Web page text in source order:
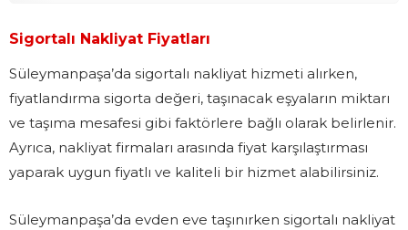
Sigortalı Nakliyat Fiyatları
Süleymanpaşa’da sigortalı nakliyat hizmeti alırken,
fiyatlandırma sigorta değeri, taşınacak eşyaların miktarı
ve taşıma mesafesi gibi faktörlere bağlı olarak belirlenir.
Ayrıca, nakliyat firmaları arasında fiyat karşılaştırması
yaparak uygun fiyatlı ve kaliteli bir hizmet alabilirsiniz.
Süleymanpaşa’da evden eve taşınırken sigortalı nakliyat